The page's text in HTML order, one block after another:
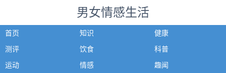
男女情感生活
首页 知识
健康
测评
饮食
科普
运动
情感
趣闻